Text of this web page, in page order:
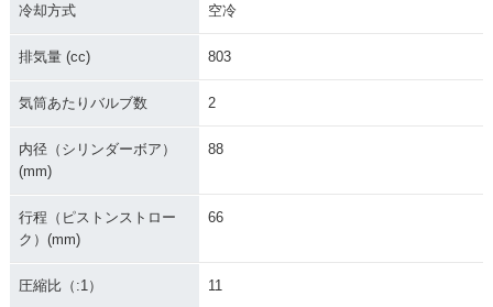
冷却方式 空冷
排気量 (cc) 803
気筒あたりバルブ数 2
内径（シリンダーボア）
(mm)
88
行程（ピストンストロー
ク）(mm)
66
圧縮比（:1） 11